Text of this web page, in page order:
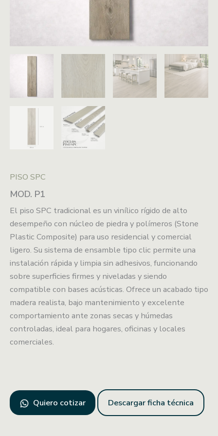
PISO SPC
MOD. P1
El piso SPC tradicional es un vinílico rígido de alto
desempeño con núcleo de piedra y polímeros (Stone
Plastic Composite) para uso residencial y comercial
ligero. Su sistema de ensamble tipo clic permite una
instalación rápida y limpia sin adhesivos, funcionando
sobre superficies firmes y niveladas y siendo
compatible con bases acústicas. Ofrece un acabado tipo
madera realista, bajo mantenimiento y excelente
comportamiento ante zonas secas y húmedas
controladas, ideal para hogares, oficinas y locales
comerciales.
Quiero cotizar Descargar ficha técnica